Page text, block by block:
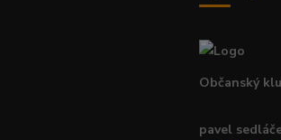
Občanský
pavel